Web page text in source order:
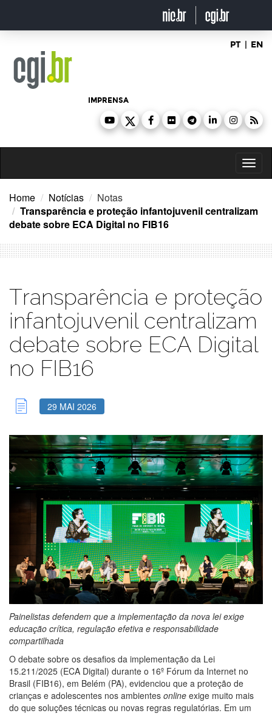
o
PT | EN
IMPRENSA
Home Notícias
Notas
Transparência e proteção infantojuvenil centralizam
debate sobre ECA Digital no FIB16
Transparência e proteção
infantojuvenil centralizam
debate sobre ECA Digital
no FIB16
29 MAI 2026
Painelistas defendem que a implementação da nova lei exige
educação crítica, regulação efetiva e responsabilidade
compartilhada
O debate sobre os desafios da implementação da Lei
15.211/2025 (ECA Digital) durante o 16º Fórum da Internet no
Brasil (FIB16), em Belém (PA), evidenciou que a proteção de
crianças e adolescentes nos ambientes online exige muito mais
do que soluções técnicas ou novas regras regulatórias. Em um